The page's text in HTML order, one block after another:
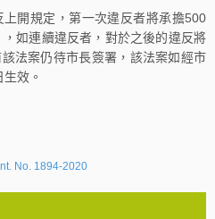
開規定，第一次違反者將承擔500
如連續違反者，對於之後的違反將
法案仍待市長簽署，該法案如經市
效。
No. 1894-2020